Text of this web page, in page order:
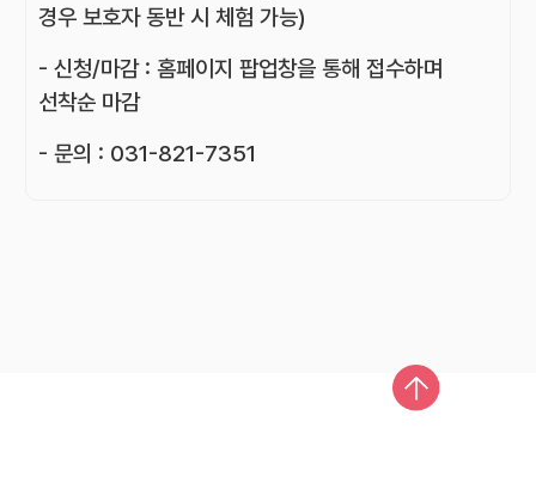
경우 보호자 동반 시 체험 가능)
- 신청/마감 : 홈페이지 팝업창을 통해 접수하며
선착순 마감
- 문의 : 031-821-7351